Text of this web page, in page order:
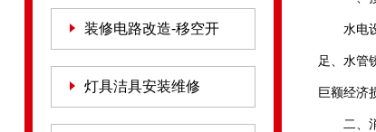
装修电路改造-移空开
灯具洁具安装维修
水电
足、水管
巨额经济
二、